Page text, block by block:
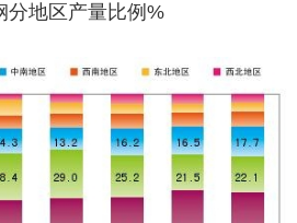
地区产量比例%